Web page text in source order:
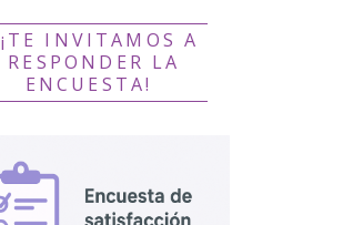
¡TE INVITAMOS A
RESPONDER LA
ENCUESTA!